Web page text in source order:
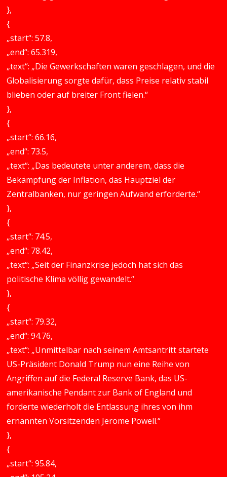
},
{
„start“: 57.8,
„end“: 65.319,
„text“: „Die Gewerkschaften waren geschlagen, und die
Globalisierung sorgte dafür, dass Preise relativ stabil
blieben oder auf breiter Front fielen.“
},
{
„start“: 66.16,
„end“: 73.5,
„text“: „Das bedeutete unter anderem, dass die
Bekämpfung der Inflation, das Hauptziel der
Zentralbanken, nur geringen Aufwand erforderte.“
},
{
„start“: 74.5,
„end“: 78.42,
„text“: „Seit der Finanzkrise jedoch hat sich das
politische Klima völlig gewandelt.“
},
{
„start“: 79.32,
„end“: 94.76,
„text“: „Unmittelbar nach seinem Amtsantritt startete
US-Präsident Donald Trump nun eine Reihe von
Angriffen auf die Federal Reserve Bank, das US-
amerikanische Pendant zur Bank of England und
forderte wiederholt die Entlassung ihres von ihm
ernannten Vorsitzenden Jerome Powell.“
},
{
„start“: 95.84,